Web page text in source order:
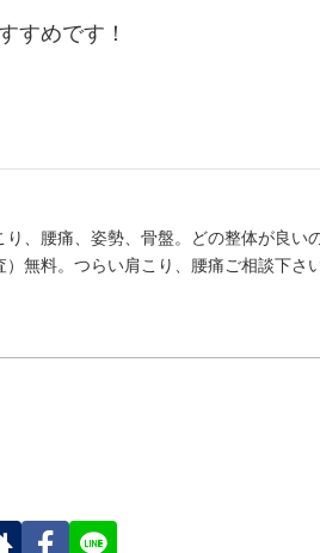
すめです！
り、腰痛、姿勢、骨盤。どの整体が良い
無料。つらい肩こり、腰痛ご相談下さい